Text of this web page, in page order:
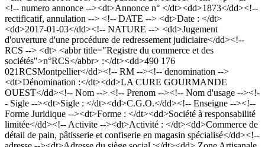
<!-- numero annonce --><dt>Annonce n° </dt><dd>1873</dd><!--
rectificatif, annulation --> <!-- DATE --> <dt>Date : </dt>
<dd>2017-01-03</dd><!-- NATURE --> <dd>Jugement
d'ouverture d'une procédure de redressement judiciaire</dd><!--
RCS --> <dt> <abbr title="Registre du commerce et des
sociétés">n°RCS</abbr> :</dt><dd>490 176
021RCSMontpellier</dd><!-- RM --><!-- denomination -->
<dt>Dénomination :</dt><dd>LA CURE GOURMANDE
OUEST</dd><!-- Nom --> <!-- Prenom --><!-- Nom d'usage --><!-
- Sigle --><dt>Sigle : </dt><dd>C.G.O.</dd><!-- Enseigne --><!--
Forme Juridique --><dt>Forme : </dt><dd>Société à responsabilité
limitée</dd><!-- Activite --><dt>Activité : </dt><dd>Commerce de
détail de pain, pâtisserie et confiserie en magasin spécialisé</dd><!--